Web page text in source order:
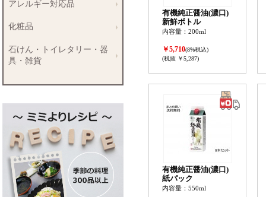
有機純正醤油(濃口)
新鮮ボトル
内容量：200ml
￥5,710(8%税込)
(税抜 ￥5,287)
有機純正醤油(濃口)
紙パック
内容量：550ml
アレルギー対応品
化粧品
石けん・トイレタリー・器
具・雑貨